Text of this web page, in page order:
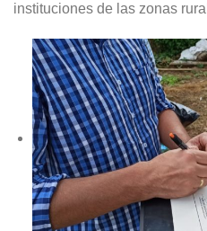
instituciones de las zonas